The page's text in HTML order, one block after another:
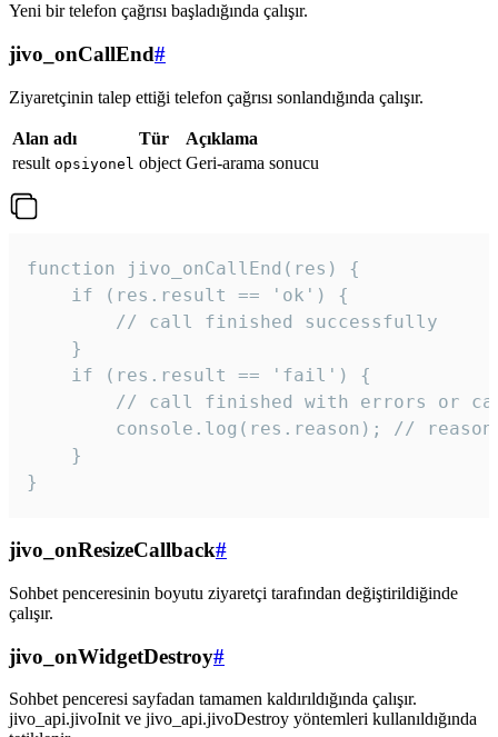
Yeni bir telefon çağrısı başladığında çalışır.
jivo_onCallEnd#
Ziyaretçinin talep ettiği telefon çağrısı sonlandığında çalışır.
Alan adı Tür
Açıklama
result opsiyonel object Geri-arama sonucu
function jivo_onCallEnd(res) {
    if (res.result == 'ok') {
        // call finished successfully
    }
    if (res.result == 'fail') {
// call finished with errors or
console.log(res.reason); //
    }
}
jivo_onResizeCallback#
Sohbet penceresinin boyutu ziyaretçi tarafından değiştirildiğinde
çalışır.
jivo_onWidgetDestroy#
Sohbet penceresi sayfadan tamamen kaldırıldığında çalışır.
jivo_api.jivoInit ve jivo_api.jivoDestroy yöntemleri kullanıldığında